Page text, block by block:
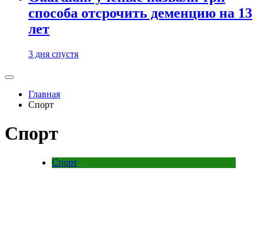
способа отсрочить деменцию на 13
лет
3 дня спустя
Главная
Спорт
Спорт
Спорт